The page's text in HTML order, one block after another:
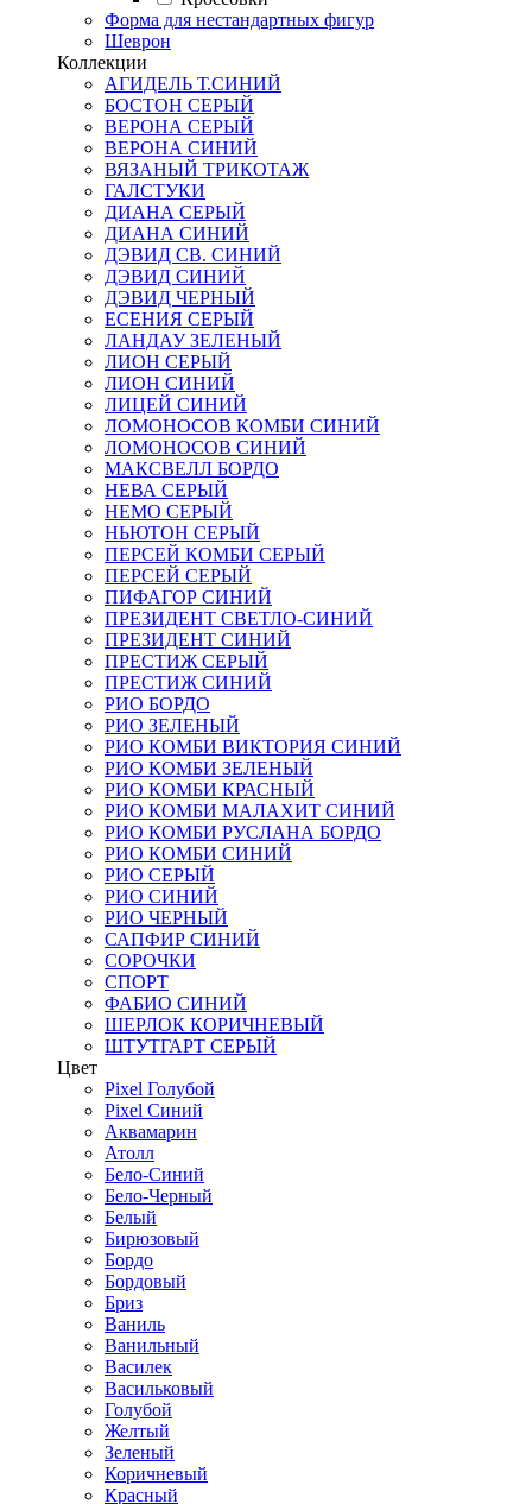
Форма для нестандартных фигур
Шеврон
Коллекции
АГИДЕЛЬ Т.СИНИЙ
БОСТОН СЕРЫЙ
ВЕРОНА СЕРЫЙ
ВЕРОНА СИНИЙ
ВЯЗАНЫЙ ТРИКОТАЖ
ГАЛСТУКИ
ДИАНА СЕРЫЙ
ДИАНА СИНИЙ
ДЭВИД СВ. СИНИЙ
ДЭВИД СИНИЙ
ДЭВИД ЧЕРНЫЙ
ЕСЕНИЯ СЕРЫЙ
ЛАНДАУ ЗЕЛЕНЫЙ
ЛИОН СЕРЫЙ
ЛИОН СИНИЙ
ЛИЦЕЙ СИНИЙ
ЛОМОНОСОВ КОМБИ СИНИЙ
ЛОМОНОСОВ СИНИЙ
МАКСВЕЛЛ БОРДО
НЕВА СЕРЫЙ
НЕМО СЕРЫЙ
НЬЮТОН СЕРЫЙ
ПЕРСЕЙ КОМБИ СЕРЫЙ
ПЕРСЕЙ СЕРЫЙ
ПИФАГОР СИНИЙ
ПРЕЗИДЕНТ СВЕТЛО-СИНИЙ
ПРЕЗИДЕНТ СИНИЙ
ПРЕСТИЖ СЕРЫЙ
ПРЕСТИЖ СИНИЙ
РИО БОРДО
РИО ЗЕЛЕНЫЙ
РИО КОМБИ ВИКТОРИЯ СИНИЙ
РИО КОМБИ ЗЕЛЕНЫЙ
РИО КОМБИ КРАСНЫЙ
РИО КОМБИ МАЛАХИТ СИНИЙ
РИО КОМБИ РУСЛАНА БОРДО
РИО КОМБИ СИНИЙ
РИО СЕРЫЙ
РИО СИНИЙ
РИО ЧЕРНЫЙ
САПФИР СИНИЙ
СОРОЧКИ
СПОРТ
ФАБИО СИНИЙ
ШЕРЛОК КОРИЧНЕВЫЙ
ШТУТГАРТ СЕРЫЙ
Цвет
Pixel Голубой
Pixel Синий
Аквамарин
Атолл
Бело-Синий
Бело-Черный
Белый
Бирюзовый
Бордо
Бордовый
Бриз
Ваниль
Ванильный
Василек
Васильковый
Голубой
Желтый
Зеленый
Коричневый
Красный